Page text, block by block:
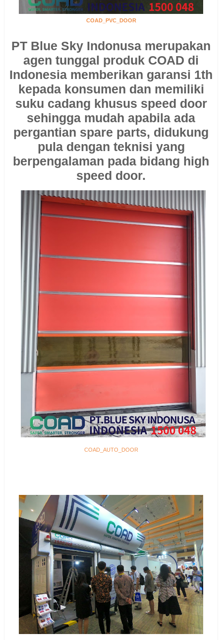
COAD_PVC_DOOR
PT Blue Sky Indonusa merupakan
agen tunggal produk COAD di
Indonesia memberikan garansi 1th
kepada konsumen dan memiliki
suku cadang khusus speed door
sehingga mudah apabila ada
pergantian spare parts, didukung
pula dengan teknisi yang
berpengalaman pada bidang high
speed door.
COAD_AUTO_DOOR